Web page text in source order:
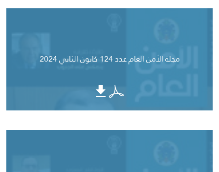
مجلة الأمن العام عدد 124 كانون الثاني 2024